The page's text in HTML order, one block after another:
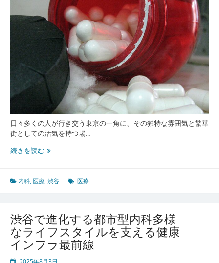
な
医
ネ
ト
ワ
ー
ク
と
街
の
未
日々多くの人が行き交う東京の一角に、その独特な雰囲気と繁華
街としての活気を持つ場…
続きを読む渋
暮
ら
の
健
康
を
内科,医療,渋谷 医療
渋谷で進化する都市型内科多様
なライフスタイルを支える健康
インフラ最前線